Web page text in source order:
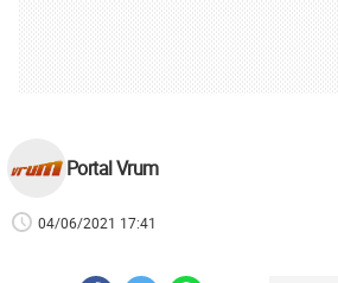
Portal Vrum
04/06/2021 17:41